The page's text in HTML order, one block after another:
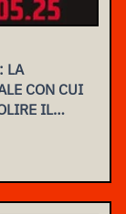
LA
CON CUI
IL